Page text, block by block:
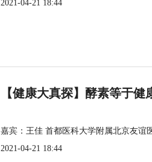
2021-04-21 18:44
【健康大真探】酵素等于
嘉宾：王佳 首都医科大学附属北京友谊
2021-04-21 18:44